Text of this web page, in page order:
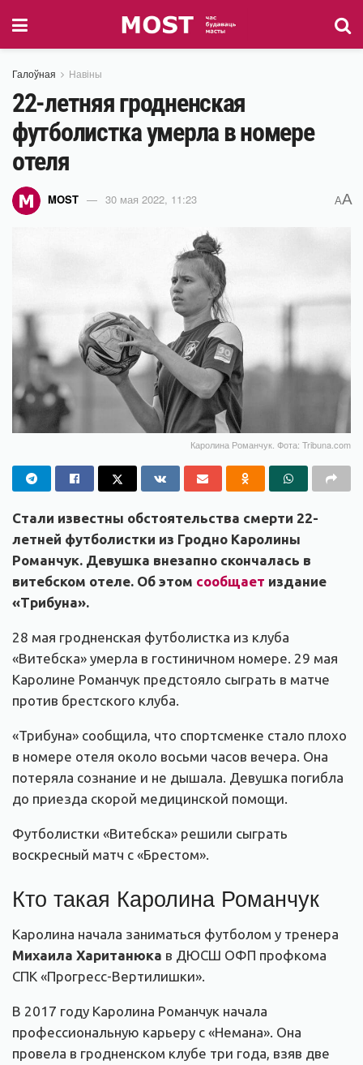
Галоўная Навіны
22-летняя гродненская
футболистка умерла в номере
отеля
MOST 30 мая 2022, 11:23 AA
Каролина Романчук. Фота: Tribuna.com
Стали известны обстоятельства смерти 22-
летней футболистки из Гродно Каролины
Романчук. Девушка внезапно скончалась в
витебском отеле. Об этом сообщает издание
«Трибуна».
28 мая гродненская футболистка из клуба
«Витебска» умерла в гостиничном номере. 29 мая
Каролине Романчук предстояло сыграть в матче
против брестского клуба.
«Трибуна» сообщила, что спортсменке стало плохо
в номере отеля около восьми часов вечера. Она
потеряла сознание и не дышала. Девушка погибла
до приезда скорой медицинской помощи.
Футболистки «Витебска» решили сыграть
воскресный матч с «Брестом».
Кто такая Каролина Романчук
Каролина начала заниматься футболом у тренера
Михаила Хаританюка в ДЮСШ ОФП профкома
СПК «Прогресс-Вертилишки».
В 2017 году Каролина Романчук начала
профессиональную карьеру с «Немана». Она
провела в гродненском клубе три года, взяв две